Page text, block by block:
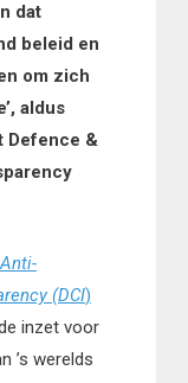
dat
beleid en
om zich
aldus
Defence &
(DCI)
inzet voor
’s werelds